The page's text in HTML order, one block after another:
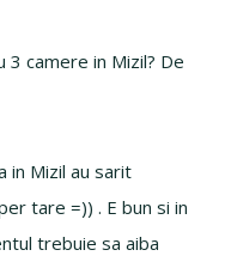
3 camere in Mizil? De
in Mizil au sarit
tare =)) . E bun si in
trebuie sa aiba